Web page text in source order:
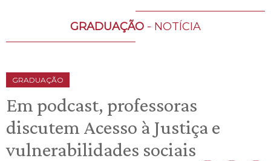
GRADUAÇÃO - NOTÍCIA
GRADUAÇÃO
Em podcast, professoras
discutem Acesso à Justiça e
vulnerabilidades sociais